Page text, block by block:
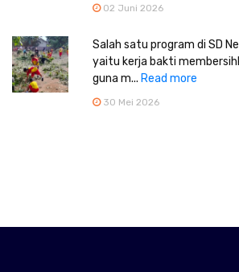
02 Juni 2026
Salah satu program di SD
yaitu kerja bakti
guna m... Read more
30 Mei 2026